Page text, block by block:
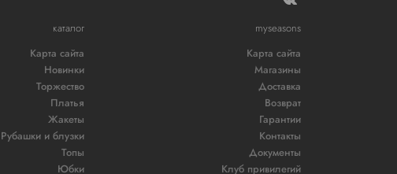
каталог
Карта сайта
Новинки
Торжество
Платья
Жакеты
Рубашки и блузки
Топы
Юбки
myseasons
Карта сайта
Магазины
Доставка
Возврат
Гарантии
Контакты
Документы
Клуб привилегий